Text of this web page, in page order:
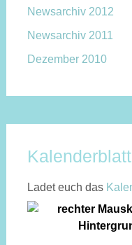
Newsarchiv 2012
Newsarchiv 2011
Dezember 2010
Kalenderblatt
Ladet euch das